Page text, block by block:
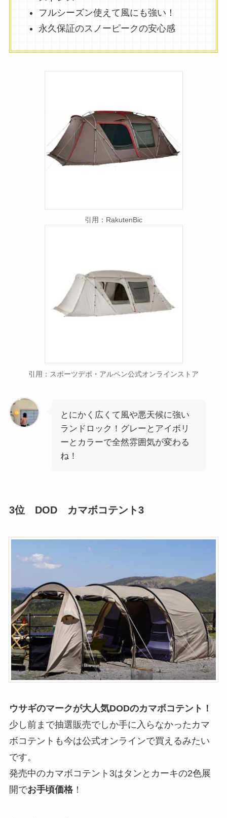
フルシーズン使えて風にも強い！
永久保証のスノーピークの安心感
引用：RakutenBic
引用：スポーツデポ・アルペン公式オンラインストア
とにかく広くて風や悪天候に強い
ランドロック！グレーとアイボリ
ーとカラーで全然雰囲気が変わる
ね！
3位 DOD カマボコテント3
ウサギのマークが大人気DODのカマボコテント！
少し前まで抽選販売でしか手に入らなかったカマ
ボコテントも今は公式オンラインで買えるみたい
です。
発売中のカマボコテント3はタンとカーキの2色展
開でお手頃価格！